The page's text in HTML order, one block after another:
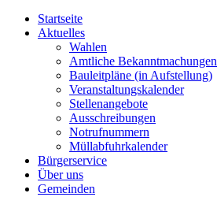
Startseite
Aktuelles
Wahlen
Amtliche Bekanntmachungen
Bauleitpläne (in Aufstellung)
Veranstaltungskalender
Stellenangebote
Ausschreibungen
Notrufnummern
Müllabfuhrkalender
Bürgerservice
Über uns
Gemeinden